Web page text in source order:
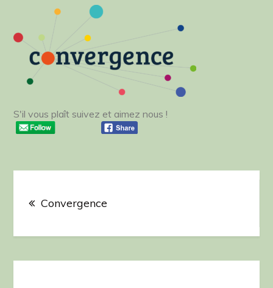
S'il vous plaît suivez et aimez nous !
Navigation
de
l’article
Convergence